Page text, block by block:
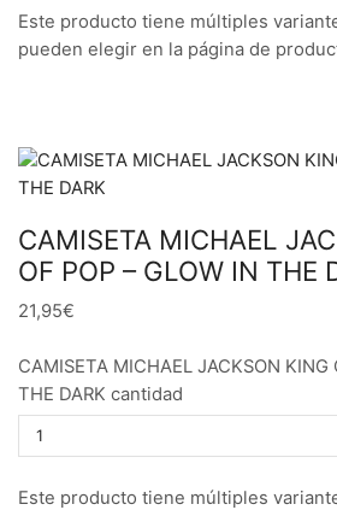
Este producto tiene múltiples
pueden elegir en la página de
CAMISETA MICHAEL
OF POP – GLOW IN THE
21,95€
CAMISETA MICHAEL JACKSON KING
THE DARK cantidad
Este producto tiene múltiples